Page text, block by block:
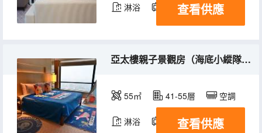
淋浴 電視機 冰箱
查看供應
亞太樓親子景觀房（海底小縱隊主題）
55㎡ 41-55層 空調
淋浴 電視機 冰箱
查看供應